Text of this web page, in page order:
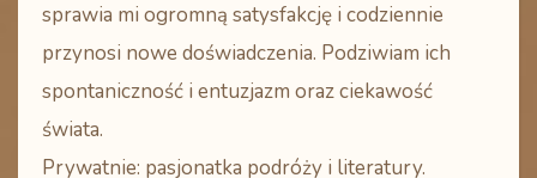
sprawia mi ogromną satysfakcję i codziennie
przynosi nowe doświadczenia. Podziwiam ich
spontaniczność i entuzjazm oraz ciekawość
świata.
Prywatnie: pasjonatka podróży i literatury.